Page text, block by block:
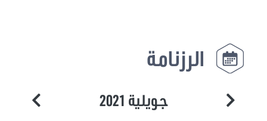
الرزنامة
جويلية 2021